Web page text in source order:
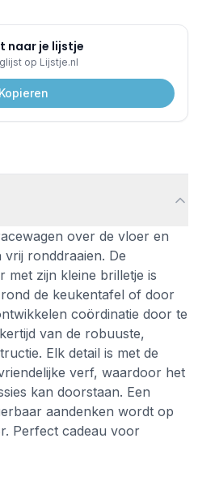
naar je lijstje
op Lijstje.nl
Kopieren
over de vloer en
ronddraaien. De
met zijn kleine brilletje is
de keukentafel of door
coördinatie door te
van de robuuste,
Elk detail is met de
verf, waardoor het
kan doorstaan. Een
aandenken wordt op
Perfect cadeau voor